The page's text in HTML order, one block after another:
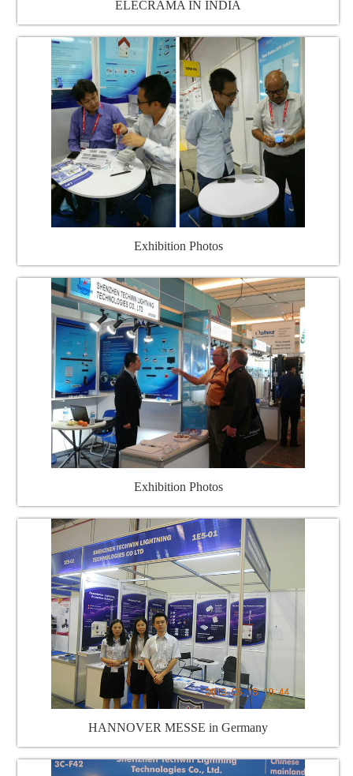
ELECRAMA IN INDIA
Exhibition Photos
Exhibition Photos
HANNOVER MESSE in Germany